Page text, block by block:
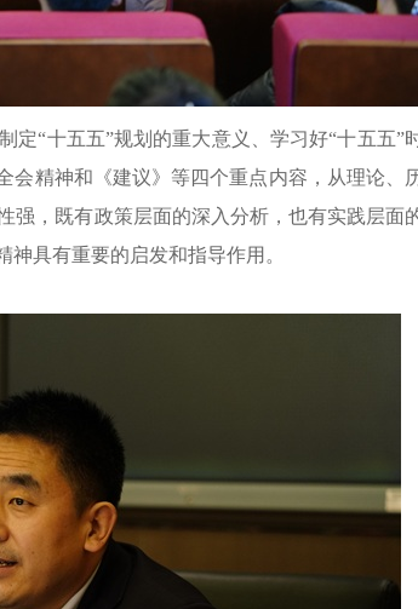
定“十五五”规划的重大意义、学习好“十五五”
会精神和《建议》等四个重点内容，从理论、
，既有政策层面的深入分析，也有实践层面
具有重要的启发和指导作用。